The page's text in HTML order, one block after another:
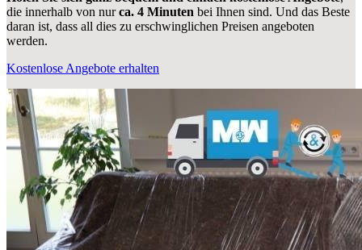
die innerhalb von nurca. 4 Minuten bei Ihnen sind. Und das Beste
daran ist, dass all dies zu erschwinglichen Preisen angeboten
werden.
Kostenlose Angebote erhalten